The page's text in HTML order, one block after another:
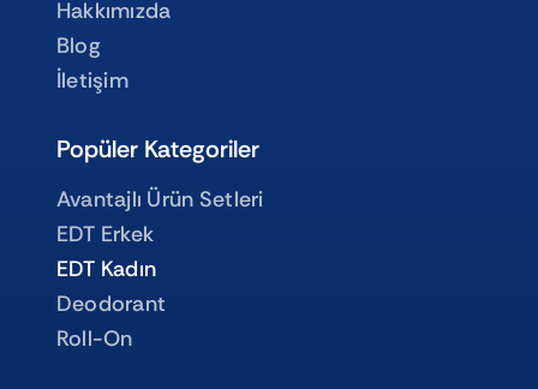
Hakkımızda
Blog
İletişim
Popüler Kategoriler
Avantajlı Ürün Setleri
EDT Erkek
EDT Kadın
Deodorant
Roll-On